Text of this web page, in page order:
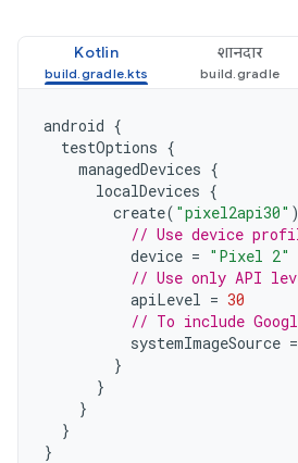
Kotlin शानदार
android {
testOptions {
managedDevices {
localDevices {
create( "pixel2api30" )
// Use device
device = "Pixel 2"
// Use only API
apiLevel = 30
// To include
systemImageSource =
}
}
}
}
}